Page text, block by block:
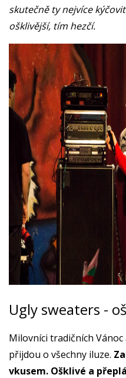
skutečně ty nejvíce
ošklivější, tím hezčí.
Ugly sweaters -
Milovníci tradičních
přijdou o všechny iluze.
vkusem. Ošklivé a